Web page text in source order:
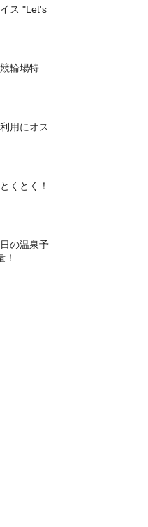
ス "Let's
輪場特
用にオス
くとく！
の温泉予